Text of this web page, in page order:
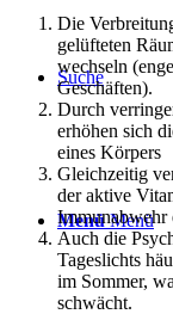
Suche
Menü Menü
Die
gelüfteten
wechseln
Geschäften).
Durch
erhöhen sich
eines Körpers
Gleichzeitig
der aktive
Immunabwehr
Auch die
Tageslichts
im Sommer,
schwächt.